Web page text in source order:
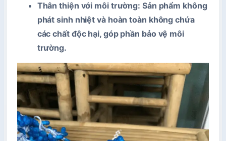
Thân thiện với môi trường: Sản phẩm không
phát sinh nhiệt và hoàn toàn không chứa
các chất độc hại, góp phần bảo vệ môi
trường.